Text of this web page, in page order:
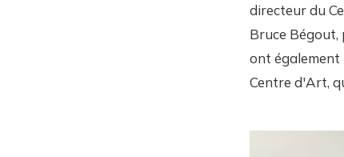
directeur du
Bruce
ont également
Centre d'Art,